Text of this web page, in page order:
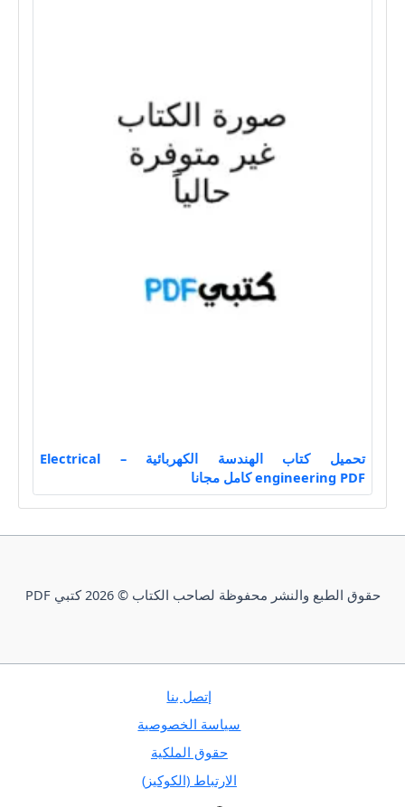
تحميل كتاب الهندسة الكهربائية – Electrical
engineering PDF كامل مجانا
حقوق الطبع والنشر محفوظة لصاحب الكتاب © 2026 كتبي PDF
إتصل بنا
سياسة الخصوصية
حقوق الملكية
الارتباط (الكوكيز)